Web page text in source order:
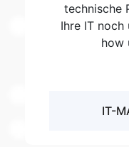
technische
Ihre IT
how
IT-